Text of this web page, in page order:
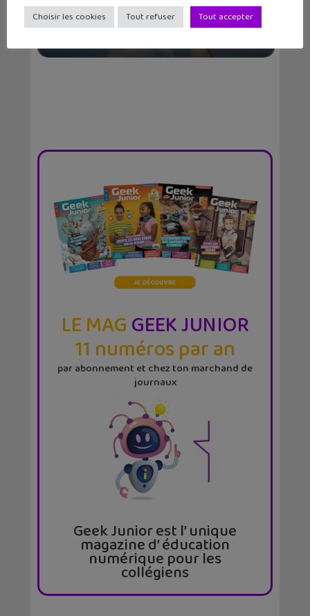
Fold’N Fly, le site incontournable
pour faire des...
LE MAGGEEK JUNIOR
11 numéros par an
par abonnement et chez ton marchand de
journaux
Geek Junior est l’ unique
magazine d’ éducation
numérique pour les
collégiens
Choisir les cookies Tout refuser Tout accepter